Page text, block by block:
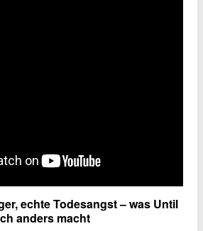
echte Todesangst – was Until
anders macht